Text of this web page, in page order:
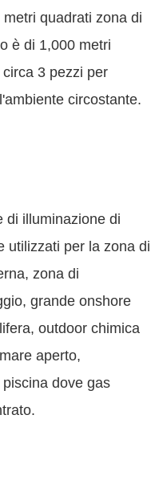
quadrati zona di
è di 1,000 metri
3 pezzi per
circostante.
di illuminazione di
utilizzati per la zona di
zona di
grande onshore
outdoor chimica
aperto,
dove gas